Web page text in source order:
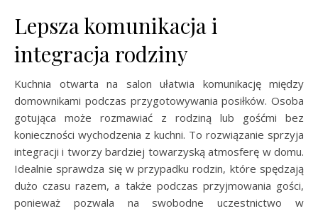
Lepsza komunikacja i
integracja rodziny
Kuchnia otwarta na salon ułatwia komunikację między
domownikami podczas przygotowywania posiłków. Osoba
gotująca może rozmawiać z rodziną lub gośćmi bez
konieczności wychodzenia z kuchni. To rozwiązanie sprzyja
integracji i tworzy bardziej towarzyską atmosferę w domu.
Idealnie sprawdza się w przypadku rodzin, które spędzają
dużo czasu razem, a także podczas przyjmowania gości,
ponieważ pozwala na swobodne uczestnictwo w